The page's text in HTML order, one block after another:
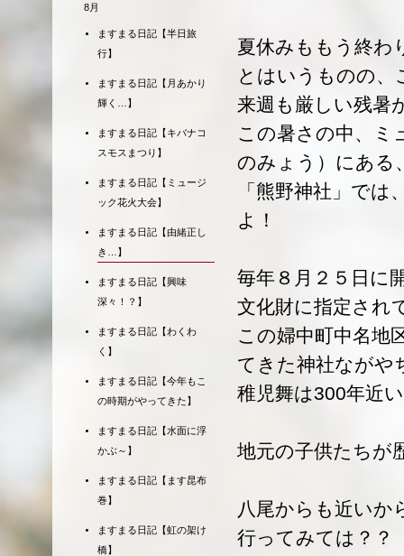
夏休みももう終
とはいうものの、
来週も厳しい残暑
この暑さの中、ミ
のみょう）にある
「熊野神社」で
よ！
毎年８月２５日に
文化財に指定され
この婦中町中名地
てきた神社ながや
稚児舞は300年近
地元の子供たちが
八尾からも近いか
行ってみては？？
8月
ますまる日記【半日旅
行】
ますまる日記【月あかり
輝く…】
ますまる日記【キバナコ
スモスまつり】
ますまる日記【ミュージ
ック花火大会】
ますまる日記【由緒正し
き…】
ますまる日記【興味
深々！？】
ますまる日記【わくわ
く】
ますまる日記【今年もこ
の時期がやってきた】
ますまる日記【水面に浮
かぶ～】
ますまる日記【ます昆布
巻】
ますまる日記【虹の架け
橋】